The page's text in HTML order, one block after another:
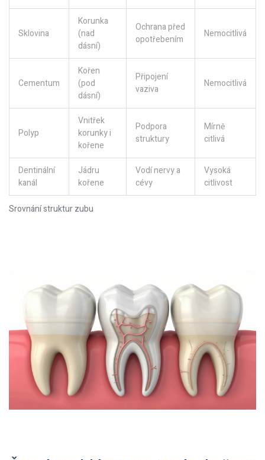
Srovnání struktur zubu
Sklovina
Korunka
(nad
dásní)
Ochrana před
opotřebením
Nemocitlivá
Cementum
Kořen
(pod
dásní)
Připojení
vaziva
Nemocitlivá
Polyp
Vnitřek
korunky i
kořene
Podpora
struktury
Mírně
citlivá
Dentinální
kanál
Jádru
kořene
Vodí nervy a
cévy
Vysoká
citlivost